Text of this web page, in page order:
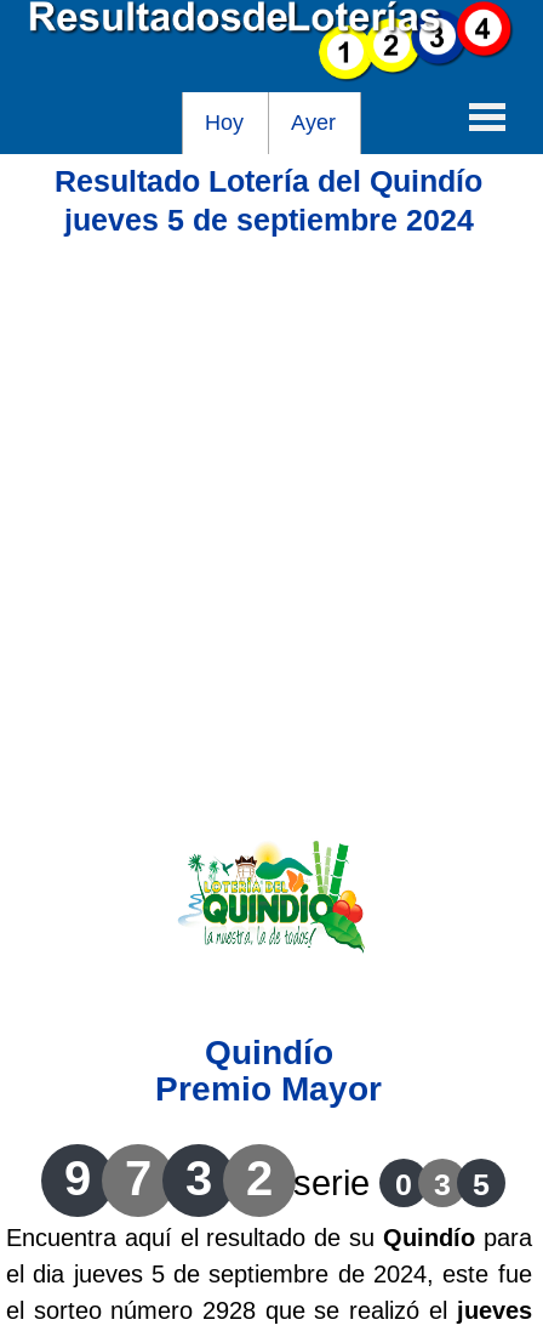
Hoy Ayer
Baloto
Lotería de Bogotá
Lotería de Risaralda
Lotería de Santander
Lotería del Cauca
Lotería de Boyaca
Extra de Colombia
Resultado Lotería del Quindío
jueves 5 de septiembre 2024
Quindío
Premio Mayor
9 7 3 2 serie 0 3 5
Encuentra aquí el resultado de su Quindíopara
el dia jueves 5 de septiembre de 2024, este fue
el sorteo número 2928 que se realizó el jueves